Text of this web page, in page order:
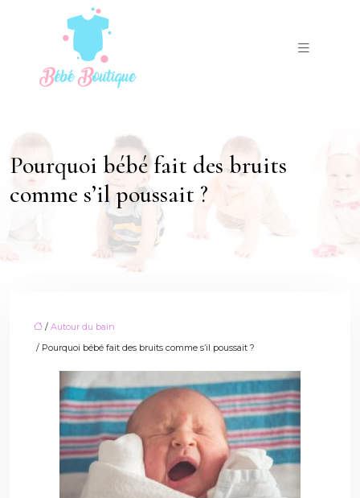
Pourquoi bébé fait des bruits
comme s’il poussait ?
/ Autour du bain
/ Pourquoi bébé fait des bruits comme s’il poussait ?